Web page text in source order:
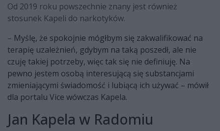
Od 2019 roku powszechnie znany jest również
stosunek Kapeli do narkotyków.
– Myślę, że spokojnie mógłbym się zakwalifikować na
terapię uzależnień, gdybym na taką poszedł, ale nie
czuję takiej potrzeby, więc tak się nie definiuję. Na
pewno jestem osobą interesującą się substancjami
zmieniającymi świadomość i lubiącą ich używać – mówił
dla portalu Vice wówczas Kapela.
Jan Kapela w Radomiu